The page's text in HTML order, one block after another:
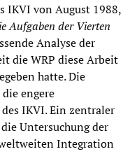
IKVI von August 1988,
Aufgaben der Vierten
Analyse der
die WRP diese Arbeit
hatte. Die
engere
IKVI. Ein zentraler
Untersuchung der
Integration